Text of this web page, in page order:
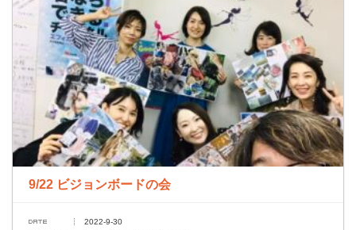
9/22 ビジョンボードの会
2022-9-30